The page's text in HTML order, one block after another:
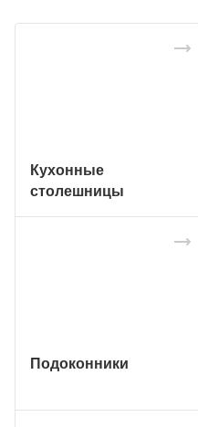
Кухонные
столешницы
Подоконники